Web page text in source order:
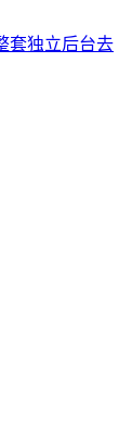
套独立后台去